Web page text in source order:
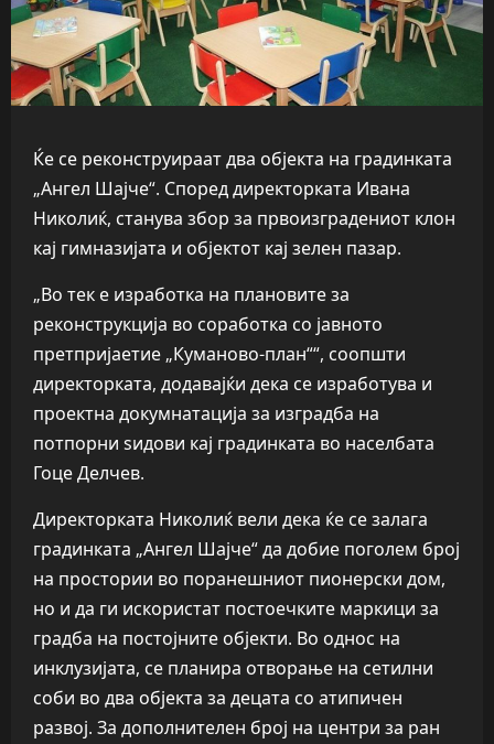
Ќе се реконструираат два објекта на градинката
„Ангел Шајче“. Според директорката Ивана
Николиќ, станува збор за првоизградениот клон
кај гимназијата и објектот кај зелен пазар.
„Во тек е изработка на плановите за
реконструкција во соработка со јавното
претпријаетие „Куманово-план““, соопшти
директорката, додавајќи дека се изработува и
проектна докумнатација за изградба на
потпорни ѕидови кај градинката во населбата
Гоце Делчев.
Директорката Николиќ вели дека ќе се залага
градинката „Ангел Шајче“ да добие поголем број
на простории во поранешниот пионерски дом,
но и да ги искористат постоечките маркици за
градба на постојните објекти. Во однос на
инклузијата, се планира отворање на сетилни
соби во два објекта за децата со атипичен
развој. За дополнителен број на центри за ран